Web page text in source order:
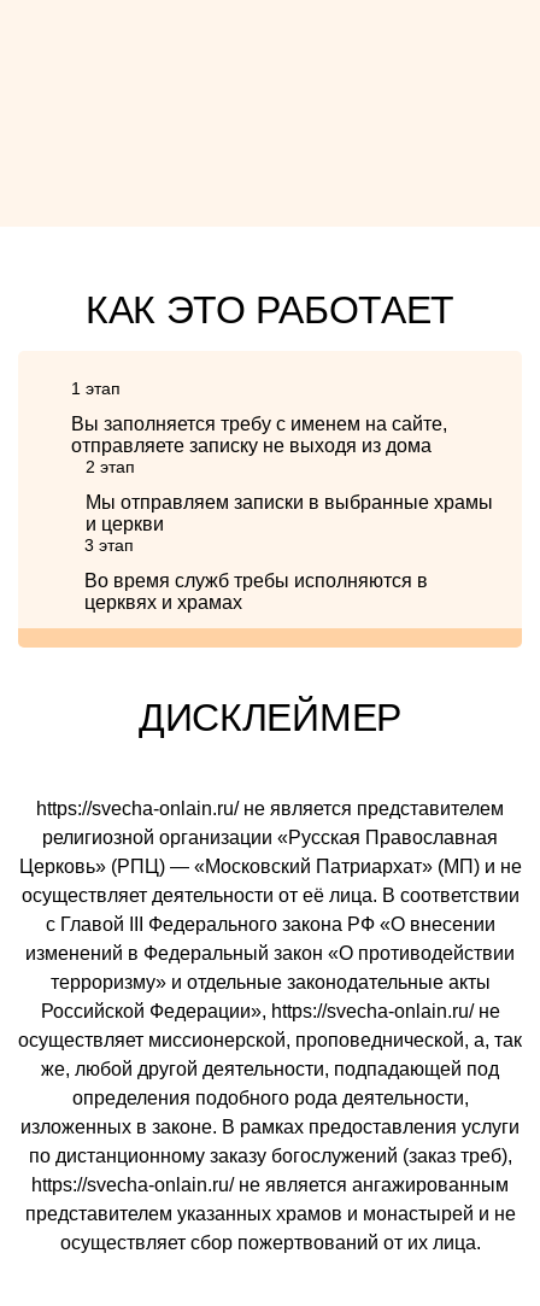
КАК ЭТО РАБОТАЕТ
1 этап
Вы заполняется требу с именем на сайте,
отправляете записку не выходя из дома
2 этап
Мы отправляем записки в выбранные храмы
и церкви
3 этап
Во время служб требы исполняются в
церквях и храмах
ДИСКЛЕЙМЕР
https://svecha-onlain.ru/ не является представителем
религиозной организации «Русская Православная
Церковь» (РПЦ) — «Московский Патриархат» (МП) и не
осуществляет деятельности от её лица. В соответствии
с Главой III Федерального закона РФ «О внесении
изменений в Федеральный закон «О противодействии
терроризму» и отдельные законодательные акты
Российской Федерации», https://svecha-onlain.ru/ не
осуществляет миссионерской, проповеднической, а, так
же, любой другой деятельности, подпадающей под
определения подобного рода деятельности,
изложенных в законе. В рамках предоставления услуги
по дистанционному заказу богослужений (заказ треб),
https://svecha-onlain.ru/ не является ангажированным
представителем указанных храмов и монастырей и не
осуществляет сбор пожертвований от их лица.